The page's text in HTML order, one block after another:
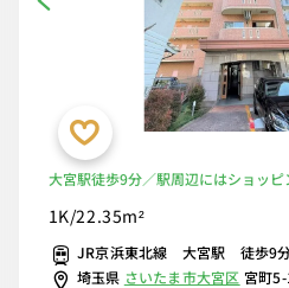
大宮駅徒歩9分／駅周辺にはショッ
1K/22.35m²
JR京浜東北線 大宮駅 徒歩9
埼玉県 さいたま市大宮区 宮町